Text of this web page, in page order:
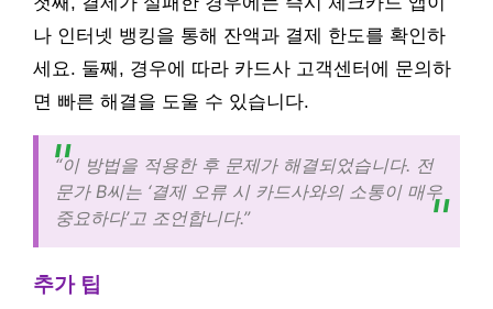
나 인터넷 뱅킹을 통해 잔액과 결제 한도를 확인하
세요. 둘째, 경우에 따라 카드사 고객센터에 문의하
면 빠른 해결을 도울 수 있습니다.
“이 방법을 적용한 후 문제가 해결되었습니다. 전
문가 B씨는 ‘결제 오류 시 카드사와의 소통이 매우
중요하다’고 조언합니다.”
추가 팁